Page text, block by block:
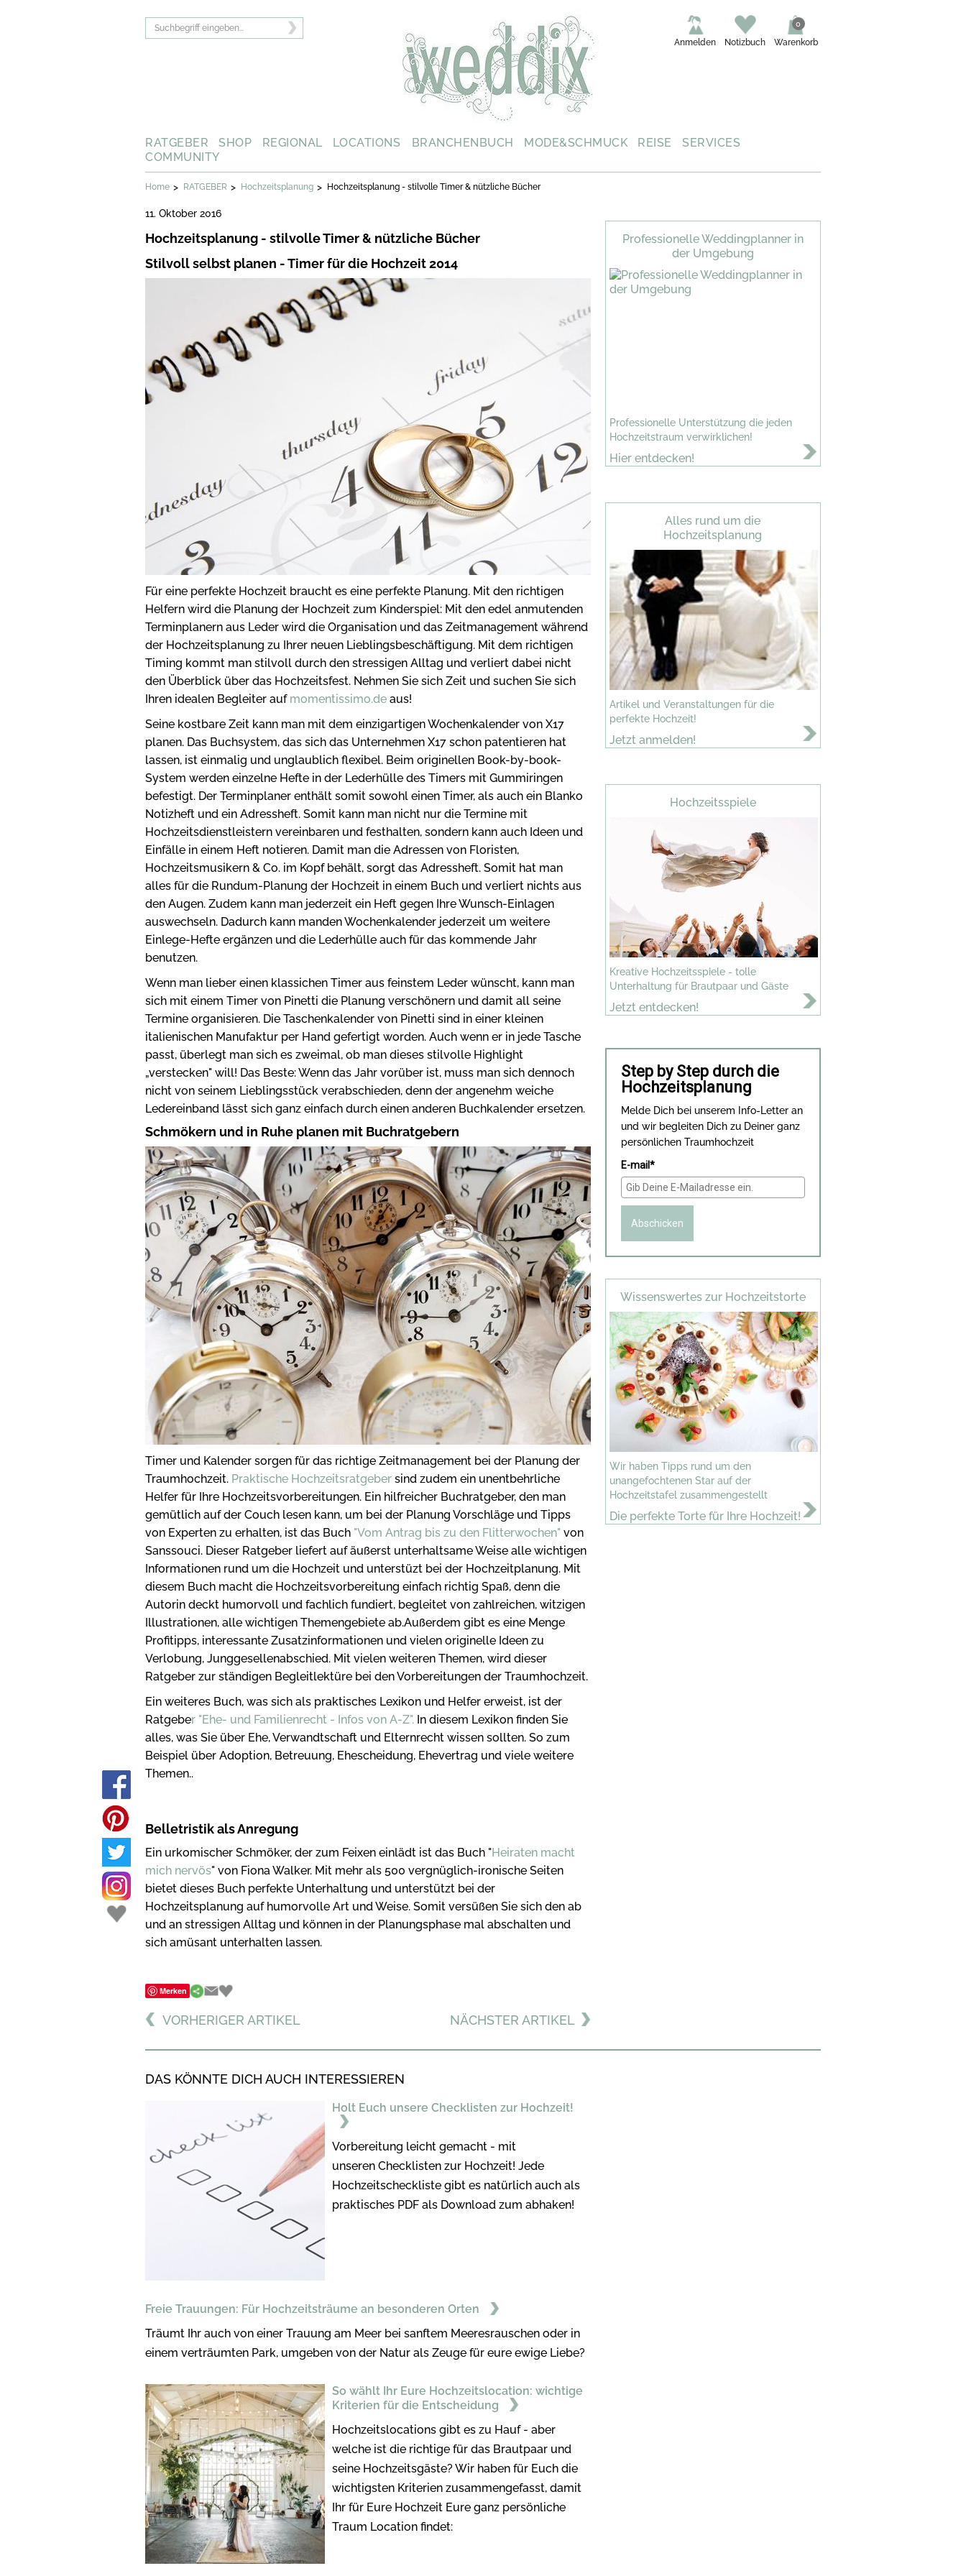
Warenkorb
0
Notizbuch
Anmelden
RATGEBER SHOP REGIONAL LOCATIONS BRANCHENBUCH MODE&SCHMUCK REISE
SERVICES
COMMUNITY
Home > RATGEBER > Hochzeitsplanung > Hochzeitsplanung - stilvolle Timer & nützliche Bücher
11. Oktober 2016
Hochzeitsplanung - stilvolle Timer & nützliche Bücher
Stilvoll selbst planen - Timer für die Hochzeit 2014
Für eine perfekte Hochzeit braucht es eine perfekte Planung. Mit den richtigen
Helfern wird die Planung der Hochzeit zum Kinderspiel: Mit den edel anmutenden
Terminplanern aus Leder wird die Organisation und das Zeitmanagement während
der Hochzeitsplanung zu Ihrer neuen Lieblingsbeschäftigung. Mit dem richtigen
Timing kommt man stilvoll durch den stressigen Alltag und verliert dabei nicht
den Überblick über das Hochzeitsfest. Nehmen Sie sich Zeit und suchen Sie sich
Ihren idealen Begleiter auf momentissimo.de aus!
Seine kostbare Zeit kann man mit dem einzigartigen Wochenkalender von X17
planen. Das Buchsystem, das sich das Unternehmen X17 schon patentieren hat
lassen, ist einmalig und unglaublich flexibel. Beim originellen Book-by-book-
System werden einzelne Hefte in der Lederhülle des Timers mit Gummiringen
befestigt. Der Terminplaner enthält somit sowohl einen Timer, als auch ein Blanko
Notizheft und ein Adressheft. Somit kann man nicht nur die Termine mit
Hochzeitsdienstleistern vereinbaren und festhalten, sondern kann auch Ideen und
Einfälle in einem Heft notieren. Damit man die Adressen von Floristen,
Hochzeitsmusikern & Co. im Kopf behält, sorgt das Adressheft. Somit hat man
alles für die Rundum-Planung der Hochzeit in einem Buch und verliert nichts aus
den Augen. Zudem kann man jederzeit ein Heft gegen Ihre Wunsch-Einlagen
auswechseln. Dadurch kann manden Wochenkalender jederzeit um weitere
Einlege-Hefte ergänzen und die Lederhülle auch für das kommende Jahr
benutzen.
Wenn man lieber einen klassichen Timer aus feinstem Leder wünscht, kann man
sich mit einem Timer von Pinetti die Planung verschönern und damit all seine
Termine organisieren. Die Taschenkalender von Pinetti sind in einer kleinen
italienischen Manufaktur per Hand gefertigt worden. Auch wenn er in jede Tasche
passt, überlegt man sich es zweimal, ob man dieses stilvolle Highlight
„verstecken" will! Das Beste: Wenn das Jahr vorüber ist, muss man sich dennoch
nicht von seinem Lieblingsstück verabschieden, denn der angenehm weiche
Ledereinband lässt sich ganz einfach durch einen anderen Buchkalender ersetzen.
Schmökern und in Ruhe planen mit Buchratgebern
Timer und Kalender sorgen für das richtige Zeitmanagement bei der Planung der
Traumhochzeit. Praktische Hochzeitsratgeber sind zudem ein unentbehrliche
Helfer für Ihre Hochzeitsvorbereitungen. Ein hilfreicher Buchratgeber, den man
gemütlich auf der Couch lesen kann, um bei der Planung Vorschläge und Tipps
von Experten zu erhalten, ist das Buch "Vom Antrag bis zu den Flitterwochen" von
Sanssouci. Dieser Ratgeber liefert auf äußerst unterhaltsame Weise alle wichtigen
Informationen rund um die Hochzeit und unterstüzt bei der Hochzeitplanung. Mit
diesem Buch macht die Hochzeitsvorbereitung einfach richtig Spaß, denn die
Autorin deckt humorvoll und fachlich fundiert, begleitet von zahlreichen, witzigen
Illustrationen, alle wichtigen Themengebiete ab.Außerdem gibt es eine Menge
Profitipps, interessante Zusatzinformationen und vielen originelle Ideen zu
Verlobung, Junggesellenabschied. Mit vielen weiteren Themen, wird dieser
Ratgeber zur ständigen Begleitlektüre bei den Vorbereitungen der Traumhochzeit.
Ein weiteres Buch, was sich als praktisches Lexikon und Helfer erweist, ist der
Ratgeber "Ehe- und Familienrecht - Infos von A-Z". In diesem Lexikon finden Sie
alles, was Sie über Ehe, Verwandtschaft und Elternrecht wissen sollten. So zum
Beispiel über Adoption, Betreuung, Ehescheidung, Ehevertrag und viele weitere
Themen..
Belletristik als Anregung
Ein urkomischer Schmöker, der zum Feixen einlädt ist das Buch "Heiraten macht
mich nervös" von Fiona Walker. Mit mehr als 500 vergnüglich-ironische Seiten
bietet dieses Buch perfekte Unterhaltung und unterstützt bei der
Hochzeitsplanung auf humorvolle Art und Weise. Somit versüßen Sie sich den ab
und an stressigen Alltag und können in der Planungsphase mal abschalten und
sich amüsant unterhalten lassen.
Professionelle Weddingplanner in
der Umgebung
Professionelle Unterstützung die jeden
Hochzeitstraum verwirklichen!
Hier entdecken!
Alles rund um die
Hochzeitsplanung
Artikel und Veranstaltungen für die
perfekte Hochzeit!
Jetzt anmelden!
Hochzeitsspiele
Kreative Hochzeitsspiele - tolle
Unterhaltung für Brautpaar und Gäste
Jetzt entdecken!
Step by Step durch die
Hochzeitsplanung
Melde Dich bei unserem Info-Letter an
und wir begleiten Dich zu Deiner ganz
persönlichen Traumhochzeit
E-mail*
Abschicken
Wissenswertes zur Hochzeitstorte
Wir haben Tipps rund um den
unangefochtenen Star auf der
Hochzeitstafel zusammengestellt
Die perfekte Torte für Ihre Hochzeit!
Merken
VORHERIGER ARTIKEL NÄCHSTER ARTIKEL
DAS KÖNNTE DICH AUCH INTERESSIEREN
Holt Euch unsere Checklisten zur Hochzeit!
Vorbereitung leicht gemacht - mit
unseren Checklisten zur Hochzeit! Jede
Hochzeitscheckliste gibt es natürlich auch als
praktisches PDF als Download zum abhaken!
Freie Trauungen: Für Hochzeitsträume an besonderen Orten
Träumt Ihr auch von einer Trauung am Meer bei sanftem Meeresrauschen oder in
einem verträumten Park, umgeben von der Natur als Zeuge für eure ewige Liebe?
So wählt Ihr Eure Hochzeitslocation: wichtige
Kriterien für die Entscheidung
Hochzeitslocations gibt es zu Hauf - aber
welche ist die richtige für das Brautpaar und
seine Hochzeitsgäste? Wir haben für Euch die
wichtigsten Kriterien zusammengefasst, damit
Ihr für Eure Hochzeit Eure ganz persönliche
Traum Location findet: